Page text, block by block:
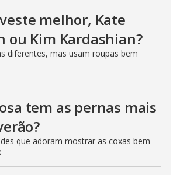
melhor, Kate
ou Kim Kardashian?
diferentes, mas usam roupas bem
tem as pernas mais
que adoram mostrar as coxas bem